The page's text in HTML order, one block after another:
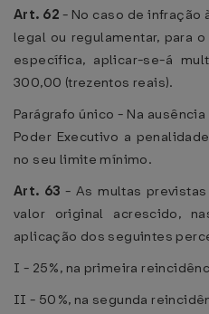
Art. 62 - No caso de
legal ou regulamentar, para
específica, aplicar-se-á
300,00 (trezentos reais).
Parágrafo único - Na
Poder Executivo a
no seu limite mínimo.
Art. 63 - As multas
valor original acrescido,
aplicação dos seguintes
I - 25%, na primeira
II - 50%, na segunda